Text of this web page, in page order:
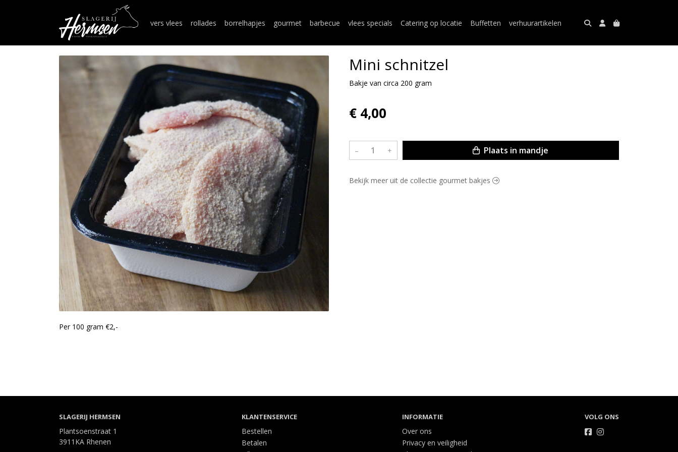
vers vlees rollades borrelhapjes gourmet barbecue vlees specials Catering op locatie Buffetten verhuurartikelen
Per 100 gram €2,-
Mini schnitzel
Bakje van circa 200 gram
€ 4,00
– + Plaats in mandje
Bekijk meer uit de collectie gourmet bakjes
SLAGERIJ HERMSEN
Plantsoenstraat 1
3911KA Rhenen
KLANTENSERVICE
Bestellen
Betalen
INFORMATIE
Over ons
Privacy en veiligheid
VOLG ONS